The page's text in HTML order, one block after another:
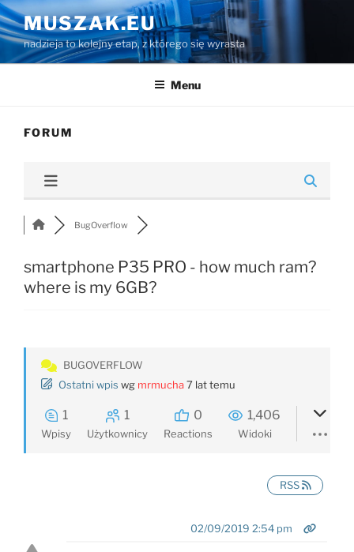
Przejdź
do
treści
MUSZAK.EU
nadzieja to kolejny etap, z którego się wyrasta
Menu
FORUM
BugOverflow
smartphone P35 PRO - how much ram?
where is my 6GB?
BUGOVERFLOW
Ostatni wpis wg mrmucha7 lat temu
1
Wpisy
1
Użytkownicy
0
Reactions
1,406
Widoki
RSS
02/09/2019 2:54 pm